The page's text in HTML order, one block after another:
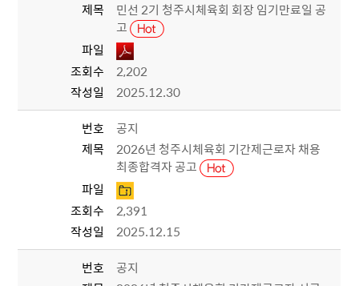
제목
민선 2기 청주시체육회 회장 임기만료일 공
고
파일
조회수
2,202
작성일
2025.12.30
번호
공지
제목
2026년 청주시체육회 기간제근로자 채용
최종합격자 공고
파일
조회수
2,391
작성일
2025.12.15
번호
공지